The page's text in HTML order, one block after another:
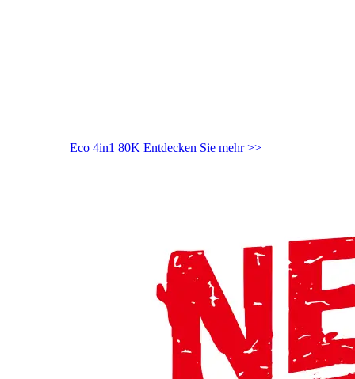
Eco 4in1 80K Entdecken Sie mehr >>